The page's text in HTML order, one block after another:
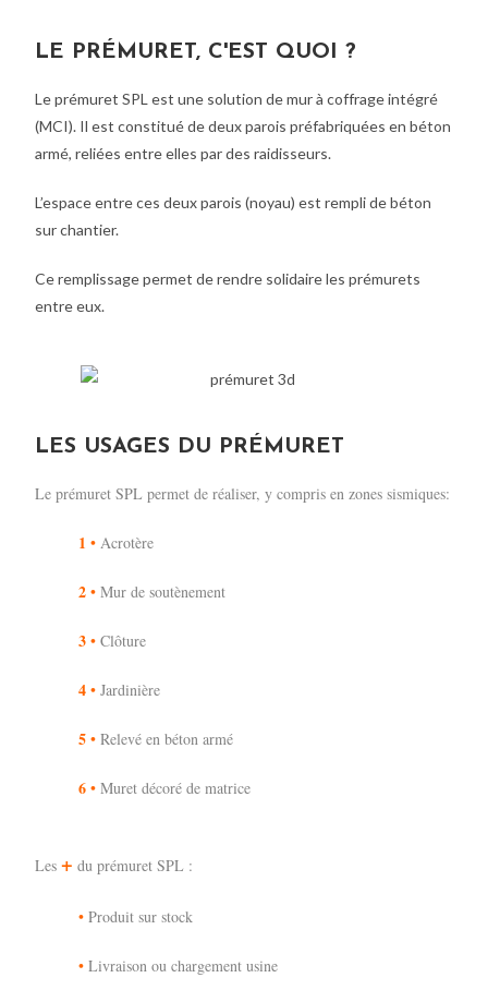
LE PRÉMURET, C'EST QUOI ?
Le prémuret SPL est une solution de mur à coffrage intégré
(MCI). Il est constitué de deux parois préfabriquées en béton
armé, reliées entre elles par des raidisseurs.
L’espace entre ces deux parois (noyau) est rempli de béton
sur chantier.
Ce remplissage permet de rendre solidaire les prémurets
entre eux.
LES USAGES DU PRÉMURET
Le prémuret SPL permet de réaliser, y compris en zones sismiques:
1• Acrotère
2 • Mur de soutènement
3• Clôture
4• Jardinière
5• Relevé en béton armé
6• Muret décoré de matrice
Les+ du prémuret SPL :
• Produit sur stock
• Livraison ou chargement usine